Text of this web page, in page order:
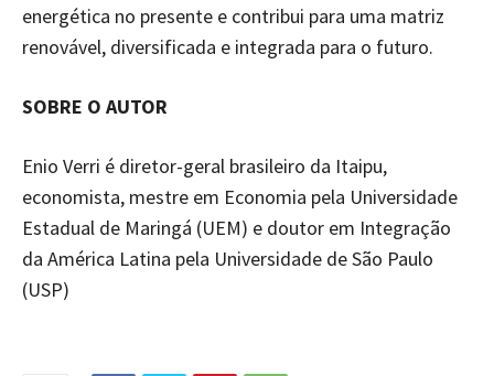
energética no presente e contribui para uma matriz
renovável, diversificada e integrada para o futuro.
SOBRE O AUTOR
Enio Verri é diretor-geral brasileiro da Itaipu,
economista, mestre em Economia pela Universidade
Estadual de Maringá (UEM) e doutor em Integração
da América Latina pela Universidade de São Paulo
(USP)